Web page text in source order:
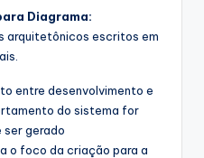
Diagrama:
arquitetônicos escritos em
entre desenvolvimento e
do sistema for
ser gerado
o foco da criação para a